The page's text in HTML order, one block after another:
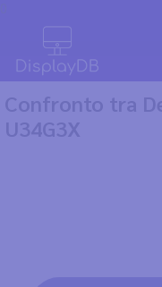
Confronto tra
U34G3X